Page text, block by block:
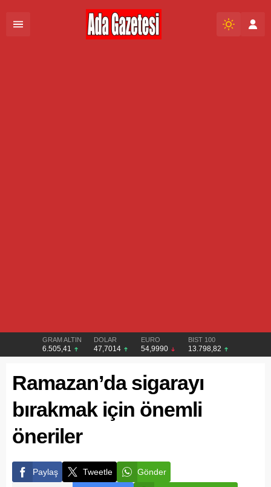
GRAM ALTIN
6.505,41
DOLAR
47,7014
EURO
54,9990
BIST 100
13.798,82
Ramazan’da sigarayı
bırakmak için önemli
öneriler
Paylaş Tweetle Gönder